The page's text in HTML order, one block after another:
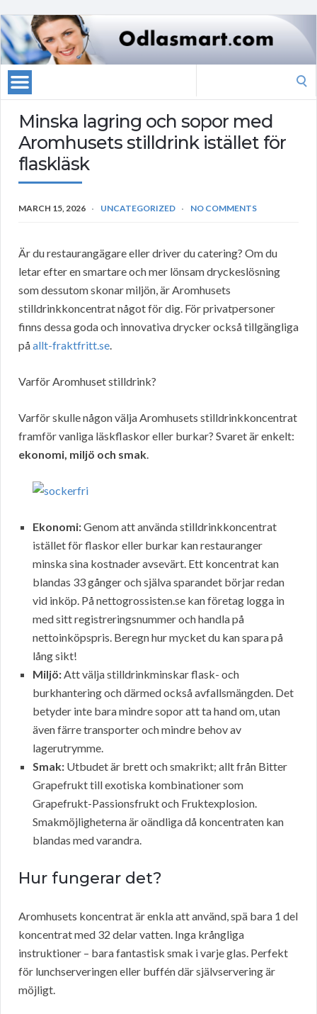
Minska lagring och sopor med
Aromhusets stilldrink istället för
flaskläsk
MARCH 15, 2026 UNCATEGORIZED NO COMMENTS
Är du restaurangägare eller driver du catering? Om du
letar efter en smartare och mer lönsam dryckeslösning
som dessutom skonar miljön, är Aromhusets
stilldrinkkoncentrat något för dig. För privatpersoner
finns dessa goda och innovativa drycker också tillgängliga
påallt-fraktfritt.se.
Varför Aromhuset stilldrink?
Varför skulle någon välja Aromhusets stilldrinkkoncentrat
framför vanliga läskflaskor eller burkar? Svaret är enkelt:
ekonomi, miljö och smak.
Ekonomi:Genom att använda stilldrinkkoncentrat
istället för flaskor eller burkar kan restauranger
minska sina kostnader avsevärt. Ett koncentrat kan
blandas 33 gånger och själva sparandet börjar redan
vid inköp. På nettogrossisten.se kan företag logga in
med sitt registreringsnummer och handla på
nettoinköpspris. Beregn hur mycket du kan spara på
lång sikt!
Miljö:Att välja stilldrinkminskar flask- och
burkhantering och därmed också avfallsmängden. Det
betyder inte bara mindre sopor att ta hand om, utan
även färre transporter och mindre behov av
lagerutrymme.
Smak: Utbudet är brett och smakrikt; allt från Bitter
Grapefrukt till exotiska kombinationer som
Grapefrukt-Passionsfrukt och Fruktexplosion.
Smakmöjligheterna är oändliga då koncentraten kan
blandas med varandra.
Hur fungerar det?
Aromhusets koncentrat är enkla att använd, spä bara 1 del
koncentrat med 32 delar vatten. Inga krångliga
instruktioner – bara fantastisk smak i varje glas. Perfekt
för lunchserveringen eller buffén där självservering är
möjligt.